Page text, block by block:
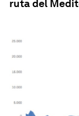
ruta del